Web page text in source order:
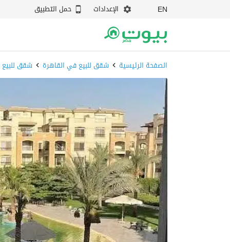
EN الإعدادات حمل التطبيق
الصفحة الرئيسية شقق للبيع في القاهرة شقق